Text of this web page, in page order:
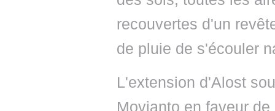
recouvertes d'un
de pluie de s'écouler
L'extension d'Alost
Movianto en faveur